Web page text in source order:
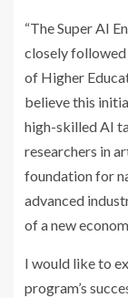
“The Super AI
closely followed
of Higher
believe this
high-skilled AI
researchers in
foundation for
advanced
of a new
I would like to
program’s